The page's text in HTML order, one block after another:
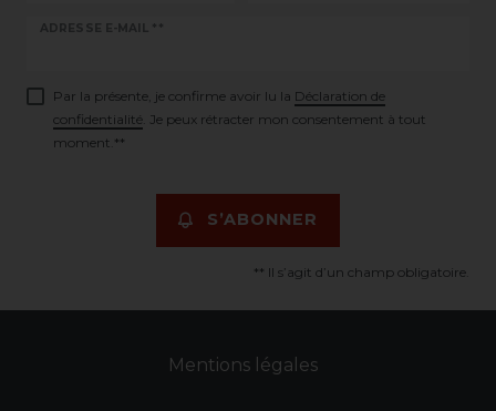
ADRESSE E-MAIL **
Ceres::Template.newsletterHoneypotLabel
Par la présente, je confirme avoir lu la Déclaration de
confidentialité . Je peux rétracter mon consentement à tout
moment.**
S’ABONNER
** Il s’agit d’un champ obligatoire.
Mentions légales